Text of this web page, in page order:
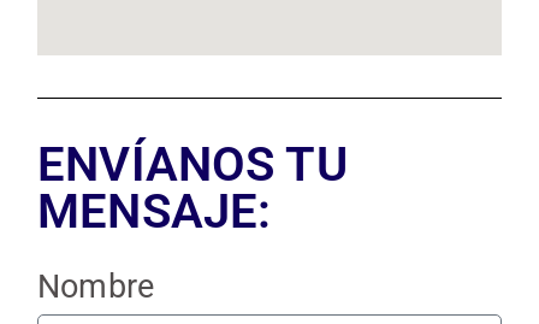
ENVÍANOS TU
MENSAJE:
Nombre